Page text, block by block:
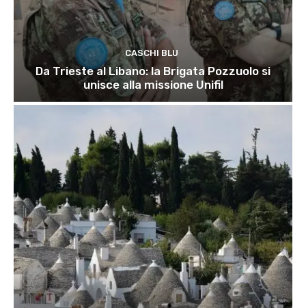
CASCHI BLU
Da Trieste al Libano: la Brigata Pozzuolo si
unisce alla missione Unifil